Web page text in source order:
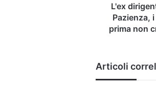
cambiati,
prima
squadra"
L'ex
Pazienza,
prima non
Articoli